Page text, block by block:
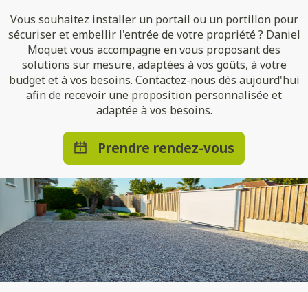
Vous souhaitez installer un portail ou un portillon pour
sécuriser et embellir l'entrée de votre propriété ? Daniel
Moquet vous accompagne en vous proposant des
solutions sur mesure, adaptées à vos goûts, à votre
budget et à vos besoins. Contactez-nous dès aujourd'hui
afin de recevoir une proposition personnalisée et
adaptée à vos besoins.
Prendre rendez-vous